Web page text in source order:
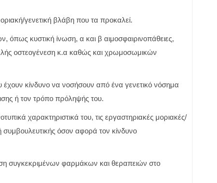
γενετική βλάβη που τα προκαλεί.
κυστική ίνωση, α και β αιμοσφαιρινοπάθειες,
οστεογένεση κ.α καθώς και χρωμοσωμικών
έχουν κίνδυνο να νοσήσουν από ένα γενετικό νόσημα
ή τον τρόπο πρόληψής του.
χαρακτηριστικά του, τις εργαστηριακές μοριακές/
συμβουλευτικής όσον αφορά τον κίνδυνο
συγκεκριμένων φαρμάκων και θεραπειών στο